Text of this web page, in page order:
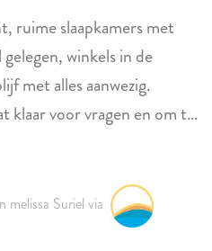
ruime slaapkamers met
winkels in de
met alles aanwezig.
klaar voor vragen en om te
en Dino
Suriel via